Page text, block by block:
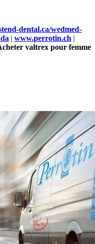
dental.ca/wedmed-
| www.perrotin.ch |
valtrex pour femme